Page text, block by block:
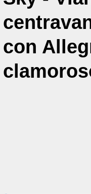
con